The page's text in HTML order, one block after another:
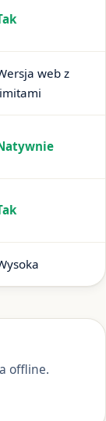
web z
offline.